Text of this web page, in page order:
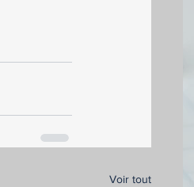
Voir tout